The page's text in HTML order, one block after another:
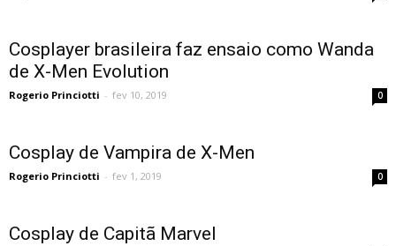
Cosplayer brasileira faz ensaio como Wanda
de X-Men Evolution
Rogerio Princiotti - fev 10, 2019 0
Cosplay de Vampira de X-Men
Rogerio Princiotti - fev 1, 2019 0
Cosplay de Capitã Marvel